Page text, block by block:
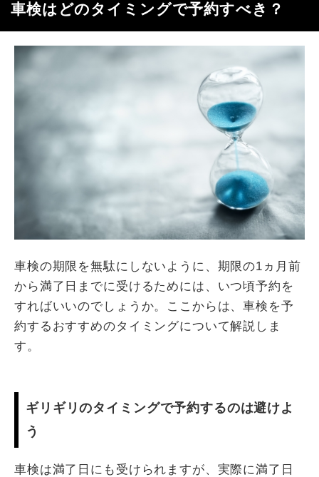
車検はどのタイミングで予約すべき？
車検の期限を無駄にしないように、期限の1ヵ月前
から満了日までに受けるためには、いつ頃予約を
すればいいのでしょうか。ここからは、車検を予
約するおすすめのタイミングについて解説しま
す。
ギリギリのタイミングで予約するのは避けよ
う
車検は満了日にも受けられますが、実際に満了日